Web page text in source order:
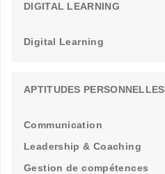
DIGITAL LEARNING
Digital Learning
APTITUDES PERSONNELLES
Communication
Leadership & Coaching
Gestion de compétences